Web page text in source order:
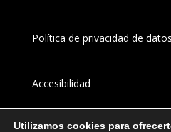
Política de privacidad de
Accesibilidad
Canal interno de
Utilizamos cookies para